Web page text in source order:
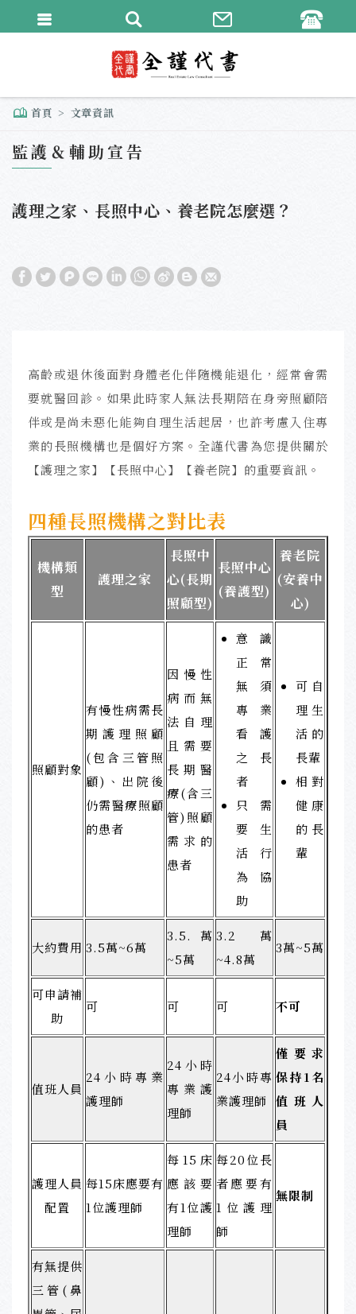
首頁 文章資訊
監護＆輔助宣告
護理之家、長照中心、養老院怎麼選？
高齡或退休後面對身體老化伴隨機能退化，經常會需
要就醫回診。如果此時家人無法長期陪在身旁照顧陪
伴或是尚未惡化能夠自理生活起居，也許考慮入住專
業的長照機構也是個好方案。全謹代書為您提供關於
【護理之家】【長照中心】【養老院】的重要資訊。
四種長照機構之對比表
機構類
型
護理之家
長照中
心(長期
照顧型)
長照中心
(養護型)
養老院
(安養中
心)
照顧對象
有慢性病需長
期護理照顧
(包含三管照
顧)、出院後
仍需醫療照顧
的患者
因慢性
病而無
法自理
且需要
長期醫
療(含三
管)照顧
需求的
患者
意識
正常
無須
專業
看護
之長
者
只需
要生
活行
為協
助
可自
理生
活的
長輩
相對
健康
的長
輩
大約費用 3.5萬~6萬
3.5.萬
~5萬
3.2萬
~4.8萬
3萬~5萬
可申請補
助
可 可 可 不可
值班人員
24小時專業
護理師
24小時
專業護
理師
24小時專
業護理師
僅要求
保持1名
值班人
員
護理人員
配置
每15床應要有
1位護理師
每15床
應該要
有1位護
理師
每20位長
者應要有
1位護理
師
無限制
有無提供
三管(鼻
繁體中文
English